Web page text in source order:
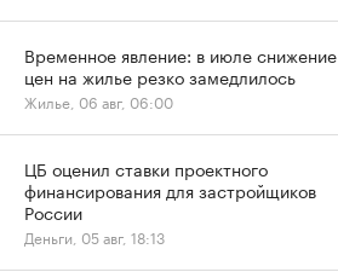
Временное явление: в июле снижение
цен на жилье резко замедлилось
Жилье, 06 авг, 06:00
ЦБ оценил ставки проектного
финансирования для застройщиков
России
Деньги, 05 авг, 18:13